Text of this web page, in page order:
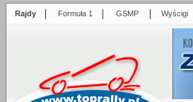
Rajdy | Formuła 1 | GSMP | Wyścigi